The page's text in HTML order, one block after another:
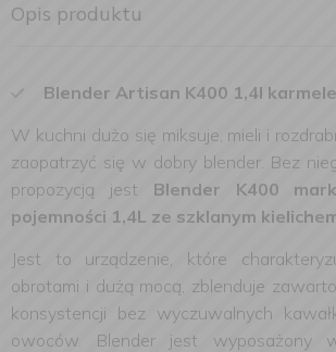
Opis produktu
Blender Artisan K400 1,4l
W kuchni dużo się miksuje, mieli i
zaopatrzyć się w dobry blender. Bez
propozycją jest Blender K400
pojemności 1,4L ze szklanym
Jest to urządzenie, które
obrotami i dużą mocą, zblenduje
konsystencji bez wyczuwalnych
owoców. Blender jest wyposażony